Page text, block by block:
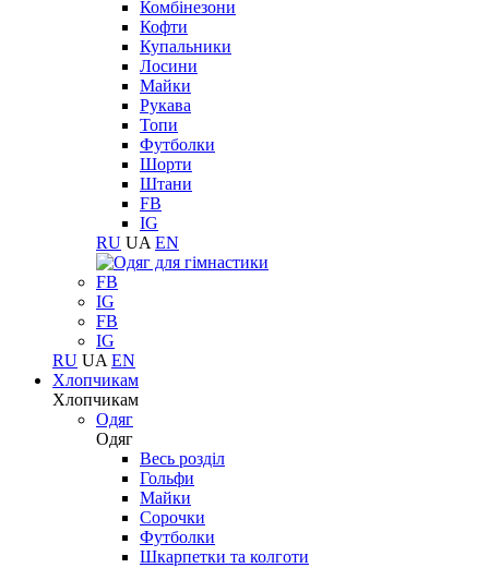
Комбінезони
Кофти
Купальники
Лосини
Майки
Рукава
Топи
Футболки
Шорти
Штани
FB
IG
RU UA EN
FB
IG
FB
IG
RU UA EN
Хлопчикам
Хлопчикам
Одяг
Одяг
Весь розділ
Гольфи
Майки
Сорочки
Футболки
Шкарпетки та колготи